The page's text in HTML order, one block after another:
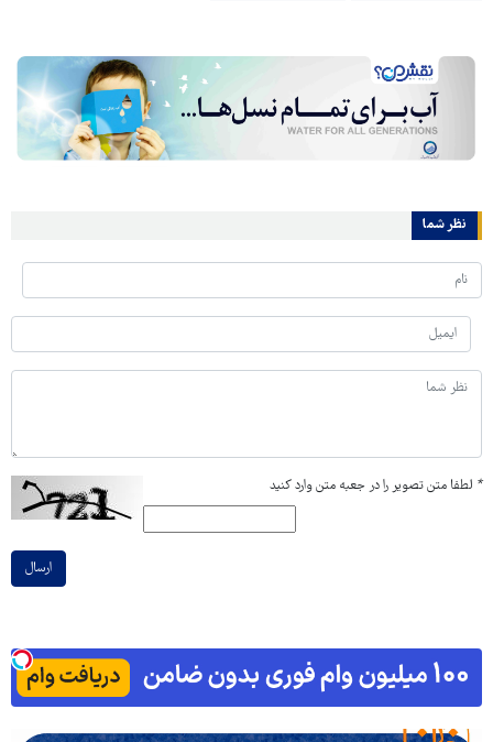
نظر شما
* لطفا متن تصویر را در جعبه متن وارد کنید
ارسال